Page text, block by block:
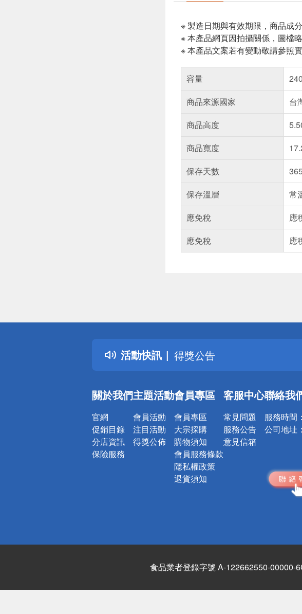
※ 製造日期與有效期限，商品成
※ 本產品網頁因拍攝關係，圖檔
※ 本產品文案若有變動敬請參照
容量
商品來源國家
台
商品高度
商品寬度
保存天數
保存溫層
常
應免稅
應
應免稅
應
活動快訊
詐騙網頁！請小心！
得獎公告
熱門話題
銀行優惠
詐騙網頁！請小心！
關於我們
官網
促銷目錄
分店資訊
保險服務
主題活動
會員活動
注目活動
得獎公佈
會員專區
會員專區
大宗採購
購物須知
會員服務條款
隱私權政策
退貨須知
客服中心
常見問題
服務公告
意見信箱
聯絡我
服務時間：
公司地址：
食品業者登錄字號 A-122662550-00000-6